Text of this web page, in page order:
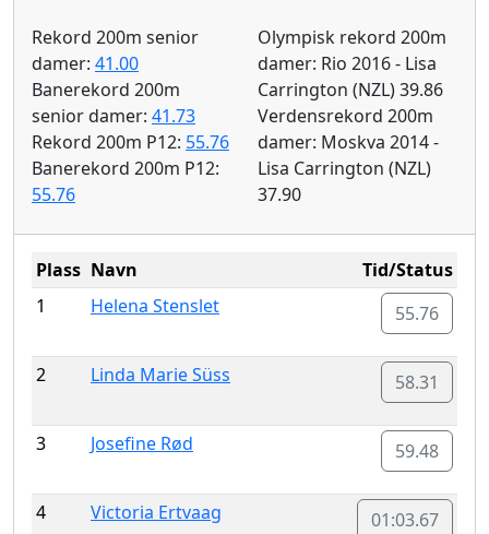
Rekord 200m senior
damer: 41.00
Banerekord 200m
senior damer: 41.73
Rekord 200m P12: 55.76
Banerekord 200m P12:
55.76
Olympisk rekord 200m
damer: Rio 2016 - Lisa
Carrington (NZL) 39.86
Verdensrekord 200m
damer: Moskva 2014 -
Lisa Carrington (NZL)
37.90
Plass Navn
Tid/Status
1
Helena Stenslet 55.76
2 Linda Marie Süss 58.31
3 Josefine Rød 59.48
4 Victoria Ertvaag 01:03.67